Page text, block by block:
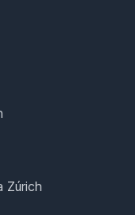
Zúrich